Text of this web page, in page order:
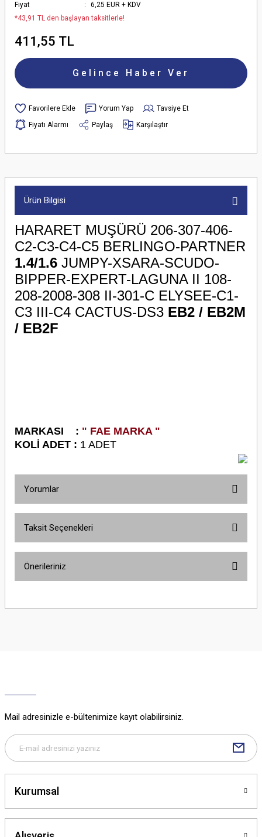
Fiyat
6,25 EUR + KDV
*43,91 TL den başlayan taksitlerle!
411,55 TL
Gelince Haber Ver
Yorum Yap
Tavsiye Et
Fiyatı Alarmı
Paylaş Karşılaştır
Ürün Bilgisi
HARARET MUŞÜRÜ 206-307-406-
C2-C3-C4-C5 BERLINGO-PARTNER
1.4/1.6 JUMPY-XSARA-SCUDO-
BIPPER-EXPERT-LAGUNA II 108-
208-2008-308 II-301-C ELYSEE-C1-
C3 III-C4 CACTUS-DS3 EB2 / EB2M
/ EB2F
MARKASI : " FAE MARKA "
KOLİ ADET : 1 ADET
Yorumlar
Taksit Seçenekleri
Önerileriniz
yetersiz gördüğünüz noktaları öneri formunu kullanarak tarafımıza
Bu ürüne benzer farklı alternatifler olmalı.
Mail adresinizle e-bültenimize kayıt olabilirsiniz.
Kurumsal